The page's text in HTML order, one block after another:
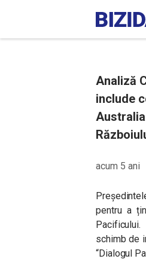
Analiză
include
acum 5 ani
pentru a
Pacificului.
schimb de
“Dialogul